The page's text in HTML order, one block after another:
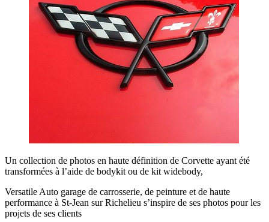
Un collection de photos en haute définition de Corvette ayant été
transformées à l’aide de bodykit ou de kit widebody,
Versatile Auto garage de carrosserie, de peinture et de haute
performance à St-Jean sur Richelieu s’inspire de ses photos pour les
projets de ses clients